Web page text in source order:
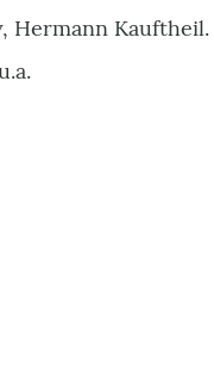
Hermann Kauftheil.